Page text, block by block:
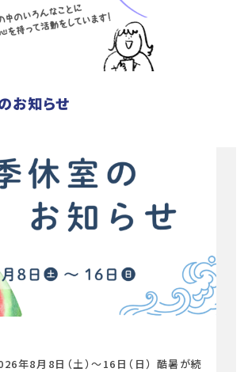
お知らせ
年8月8日（土）〜16日（日） 酷暑が続